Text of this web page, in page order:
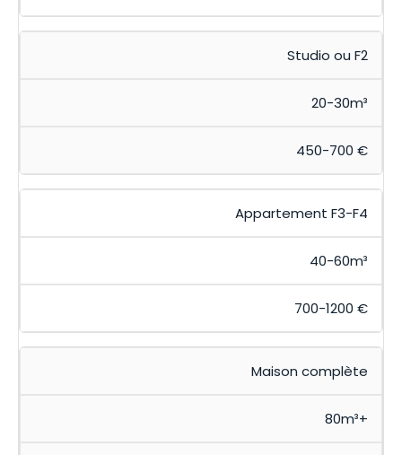
Studio ou F2
20-30m³
450-700 €
Appartement F3-F4
40-60m³
700-1200 €
Maison complète
80m³+